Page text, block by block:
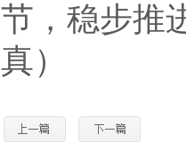
节，稳步推
真）